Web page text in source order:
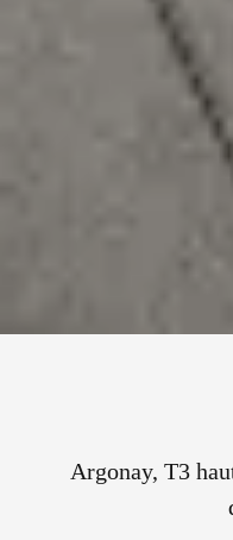
Argonay, T3